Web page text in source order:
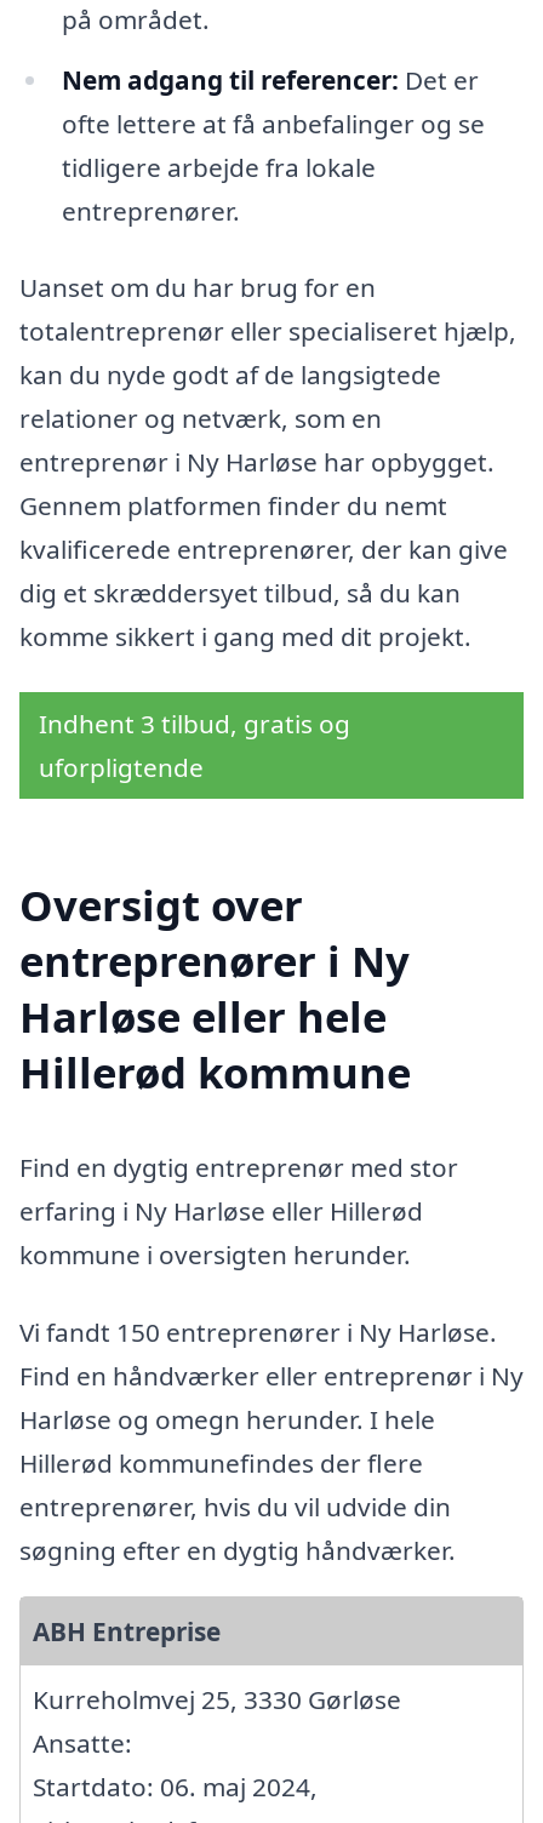
på området.
Nem adgang til referencer: Det er
ofte lettere at få anbefalinger og se
tidligere arbejde fra lokale
entreprenører.
Uanset om du har brug for en
totalentreprenør eller specialiseret hjælp,
kan du nyde godt af de langsigtede
relationer og netværk, som en
entreprenør i Ny Harløse har opbygget.
Gennem platformen finder du nemt
kvalificerede entreprenører, der kan give
dig et skræddersyet tilbud, så du kan
komme sikkert i gang med dit projekt.
Indhent 3 tilbud, gratis og
uforpligtende
Oversigt over
entreprenører i Ny
Harløse eller hele
Hillerød kommune
Find en dygtig entreprenør med stor
erfaring i Ny Harløse eller Hillerød
kommune i oversigten herunder.
Vi fandt 150 entreprenører i Ny Harløse.
Find en håndværker eller entreprenør i Ny
Harløse og omegn herunder. I hele
Hillerød kommunefindes der flere
entreprenører, hvis du vil udvide din
søgning efter en dygtig håndværker.
ABH Entreprise
Kurreholmvej 25, 3330 Gørløse
Ansatte:
Startdato: 06. maj 2024,